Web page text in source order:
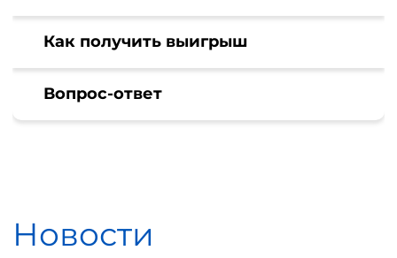
Как получить выигрыш
Вопрос-ответ
Новости